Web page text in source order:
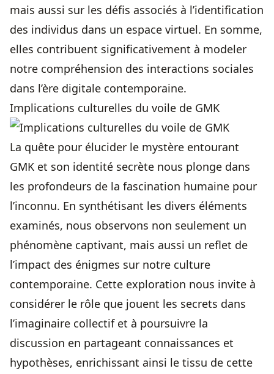
mais aussi sur les défis associés à l’identification
des individus dans un espace virtuel. En somme,
elles contribuent significativement à modeler
notre compréhension des interactions sociales
dans l’ère digitale contemporaine.
Implications culturelles du voile de GMK
La quête pour élucider le mystère entourant
GMK et son identité secrète nous plonge dans
les profondeurs de la fascination humaine pour
l’inconnu. En synthétisant les divers éléments
examinés, nous observons non seulement un
phénomène captivant, mais aussi un reflet de
l’impact des énigmes sur notre culture
contemporaine. Cette exploration nous invite à
considérer le rôle que jouent les secrets dans
l’imaginaire collectif et à poursuivre la
discussion en partageant connaissances et
hypothèses, enrichissant ainsi le tissu de cette